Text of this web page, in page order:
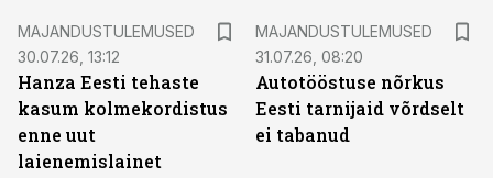
MAJANDUSTULEMUSED
30.07.26, 13:12
Hanza Eesti tehaste
kasum kolmekordistus
enne uut
laienemislainet
MAJANDUSTULEMUSED
31.07.26, 08:20
Autotööstuse nõrkus
Eesti tarnijaid võrdselt
ei tabanud